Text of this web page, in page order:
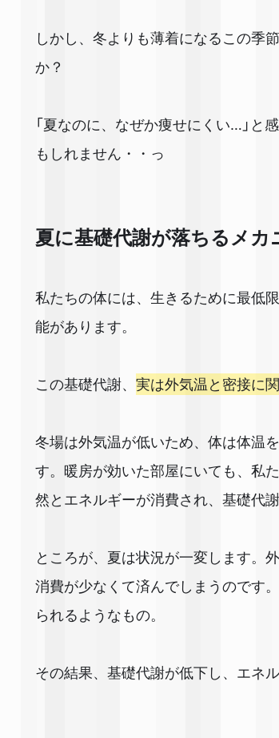
しかし、冬よりも薄着になるこの季
か？
「夏なのに、なぜか痩せにくい…」
もしれません・・っ
夏に基礎代謝が落ちるメカ
私たちの体には、生きるために最低
能があります。
この基礎代謝、 実は外気温と密接に
冬場は外気温が低いため、体は体温
す。暖房が効いた部屋にいても、私
然とエネルギーが消費され、基礎代
ところが、夏は状況が一変します。
消費が少なくて済んでしまうのです
られるようなもの。
その結果、基礎代謝が低下し、エネ